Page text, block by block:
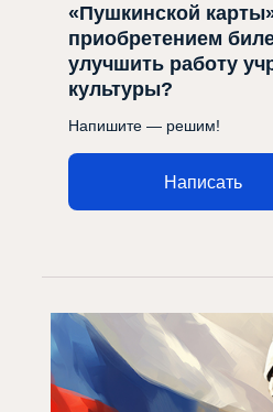
«Пушкинской
приобретением
улучшить работу
культуры?
Напишите — решим!
Написать